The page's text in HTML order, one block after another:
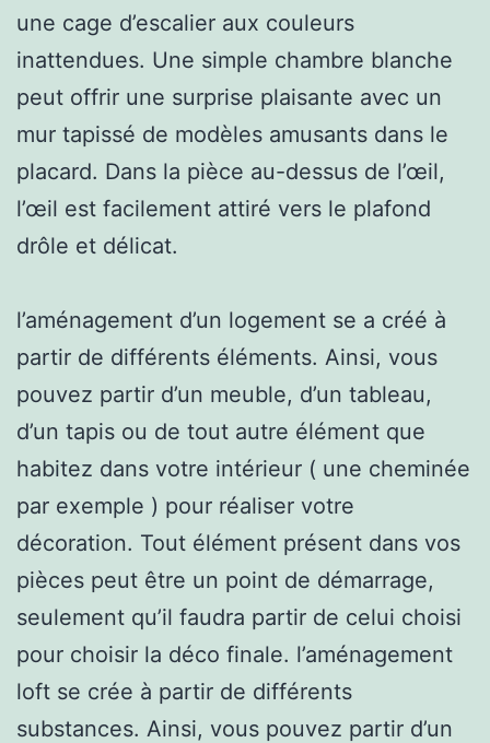
une cage d’escalier aux couleurs
inattendues. Une simple chambre blanche
peut offrir une surprise plaisante avec un
mur tapissé de modèles amusants dans le
placard. Dans la pièce au-dessus de l’œil,
l’œil est facilement attiré vers le plafond
drôle et délicat.
l’aménagement d’un logement se a créé à
partir de différents éléments. Ainsi, vous
pouvez partir d’un meuble, d’un tableau,
d’un tapis ou de tout autre élément que
habitez dans votre intérieur ( une cheminée
par exemple ) pour réaliser votre
décoration. Tout élément présent dans vos
pièces peut être un point de démarrage,
seulement qu’il faudra partir de celui choisi
pour choisir la déco finale. l’aménagement
loft se crée à partir de différents
substances. Ainsi, vous pouvez partir d’un